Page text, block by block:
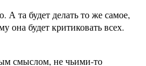
та будет делать то же самое,
будет критиковать всех.
смыслом, не чьими-то